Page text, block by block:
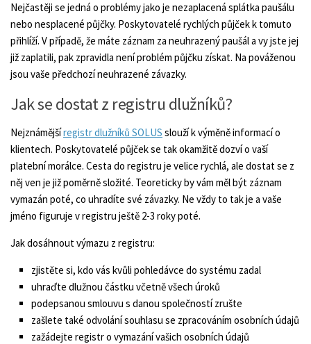
Nejčastěji se jedná o problémy jako je nezaplacená splátka paušálu
nebo nesplacené půjčky. Poskytovatelé rychlých půjček k tomuto
přihlíží. V případě, že máte záznam za neuhrazený paušál a vy jste jej
již zaplatili, pak zpravidla není problém půjčku získat. Na pováženou
jsou vaše předchozí neuhrazené závazky.
Jak se dostat z registru dlužníků?
Nejznámějšíregistr dlužníků SOLUS slouží k výměně informací o
klientech. Poskytovatelé půjček se tak okamžitě dozví o vaší
platební morálce. Cesta do registru je velice rychlá, ale dostat se z
něj ven je již poměrně složité. Teoreticky by vám měl být záznam
vymazán poté, co uhradíte své závazky. Ne vždy to tak je a vaše
jméno figuruje v registru ještě 2-3 roky poté.
Jak dosáhnout výmazu z registru:
zjistěte si, kdo vás kvůli pohledávce do systému zadal
uhraďte dlužnou částku včetně všech úroků
podepsanou smlouvu s danou společností zrušte
zašlete také odvolání souhlasu se zpracováním osobních údajů
zažádejte registr o vymazání vašich osobních údajů